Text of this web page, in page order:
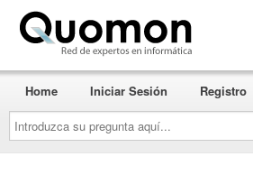
Introduzca
su
pregunta
aquí...
Home Iniciar Sesión Registro